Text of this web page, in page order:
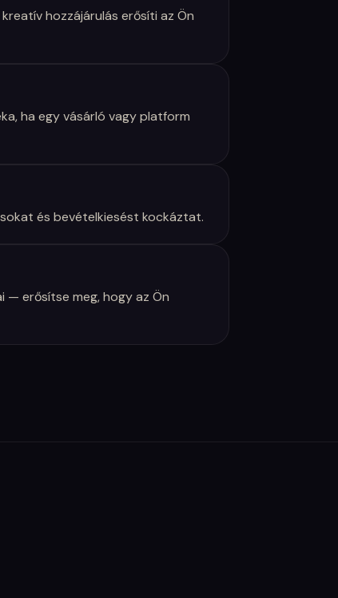
hozzájárulás erősíti az Ön
ha egy vásárló vagy platform
és bevételkiesést kockáztat.
— erősítse meg, hogy az Ön